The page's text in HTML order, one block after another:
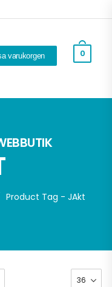
varukorgen 0
Product Tag - JAkt